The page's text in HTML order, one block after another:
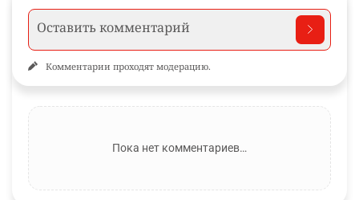
Комментарии проходят модерацию.
Пока нет комментариев…